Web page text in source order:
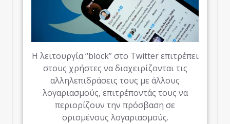
Η λειτουργία “block” στο Twitter επιτρέπει
στους χρήστες να διαχειρίζονται τις
αλληλεπιδράσεις τους με άλλους
λογαριασμούς, επιτρέποντάς τους να
περιορίζουν την πρόσβαση σε
ορισμένους λογαριασμούς.